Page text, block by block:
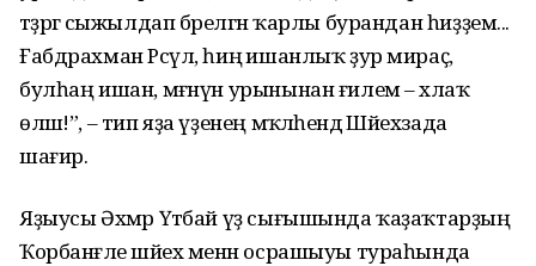
тәҙрәгә сыжылдап бәрелгән ҡарлы бурандан һиҙҙем...
Ғабдрахман Рәсүл, һиңә ишанлыҡ ҙур мираҫ,
булһаң ишан, мәғнүн урынынан ғилем – әхлаҡ
өләш!”, – тип яҙа үҙенең мәҡәләһендә Шәйех­зада
шағир.
Яҙыусы Әхмәр Үтәбай үҙ сы­ғышында ҡаҙаҡтарҙың
Ҡорбан­ғәле шәйех менән осрашыуы тураһында